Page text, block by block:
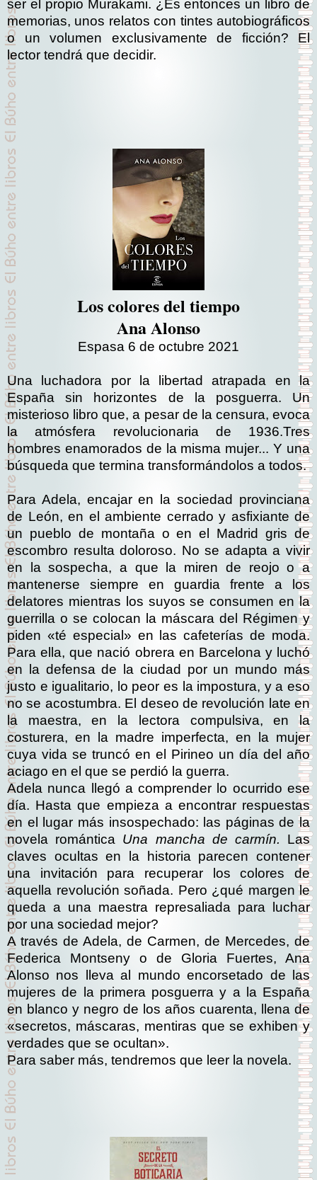
ser el propio Murakami. ¿Es entonces un libro de
memorias, unos relatos con tintes autobiográficos
o un volumen exclusivamente de ficción? El
lector tendrá que decidir.
Los colores del tiempo
Ana Alonso
Espasa 6 de octubre 2021
Una luchadora por la libertad atrapada en la
España sin horizontes de la posguerra. Un
misterioso libro que, a pesar de la censura, evoca
la atmósfera revolucionaria de 1936.Tres
hombres enamorados de la misma mujer... Y una
búsqueda que termina transformándolos a todos.
Para Adela, encajar en la sociedad provinciana
de León, en el ambiente cerrado y asfixiante de
un pueblo de montaña o en el Madrid gris de
escombro resulta doloroso. No se adapta a vivir
en la sospecha, a que la miren de reojo o a
mantenerse siempre en guardia frente a los
delatores mientras los suyos se consumen en la
guerrilla o se colocan la máscara del Régimen y
piden «té especial» en las cafeterías de moda.
Para ella, que nació obrera en Barcelona y luchó
en la defensa de la ciudad por un mundo más
justo e igualitario, lo peor es la impostura, y a eso
no se acostumbra. El deseo de revolución late en
la maestra, en la lectora compulsiva, en la
costurera, en la madre imperfecta, en la mujer
cuya vida se truncó en el Pirineo un día del año
aciago en el que se perdió la guerra.
Adela nunca llegó a comprender lo ocurrido ese
día. Hasta que empieza a encontrar respuestas
en el lugar más insospechado: las páginas de la
novela romántica Una mancha de carmín. Las
claves ocultas en la historia parecen contener
una invitación para recuperar los colores de
aquella revolución soñada. Pero ¿qué margen le
queda a una maestra represaliada para luchar
por una sociedad mejor?
A través de Adela, de Carmen, de Mercedes, de
Federica Montseny o de Gloria Fuertes, Ana
Alonso nos lleva al mundo encorsetado de las
mujeres de la primera posguerra y a la España
en blanco y negro de los años cuarenta, llena de
«secretos, máscaras, mentiras que se exhiben y
verdades que se ocultan».
Para saber más, tendremos que leer la novela.